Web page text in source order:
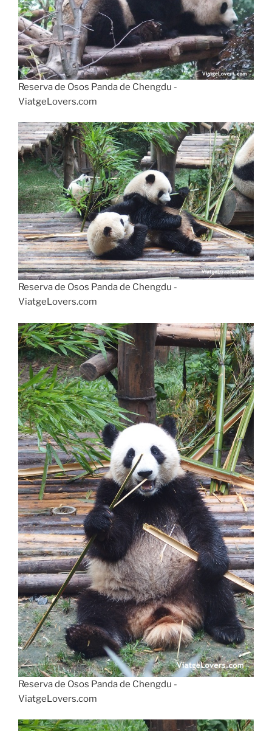
Reserva de Osos Panda de Chengdu -
ViatgeLovers.com
Reserva de Osos Panda de Chengdu -
ViatgeLovers.com
Reserva de Osos Panda de Chengdu -
ViatgeLovers.com